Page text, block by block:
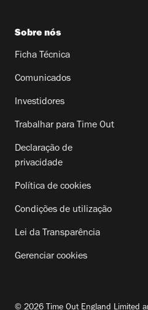
Sobre nós
Ficha Técnica
Comunicados
Investidores
Trabalhar para Time Out
Declaração de
privacidade
Política de cookies
Condições de utilização
Lei da Transparência
Gerenciar cookies
© 2026 Time Out England Limited